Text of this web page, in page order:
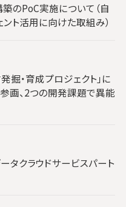
のPoC実施について（自
ト活用に向けた取組み）
掘・育成プロジェクト」に
画、2つの開発課題で異能
タクラウドサービスパート